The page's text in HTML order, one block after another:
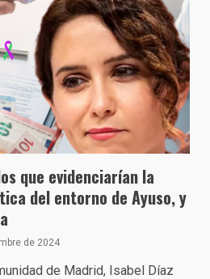
que evidenciarían la
del entorno de Ayuso, y
de 2024
de Madrid, Isabel Díaz